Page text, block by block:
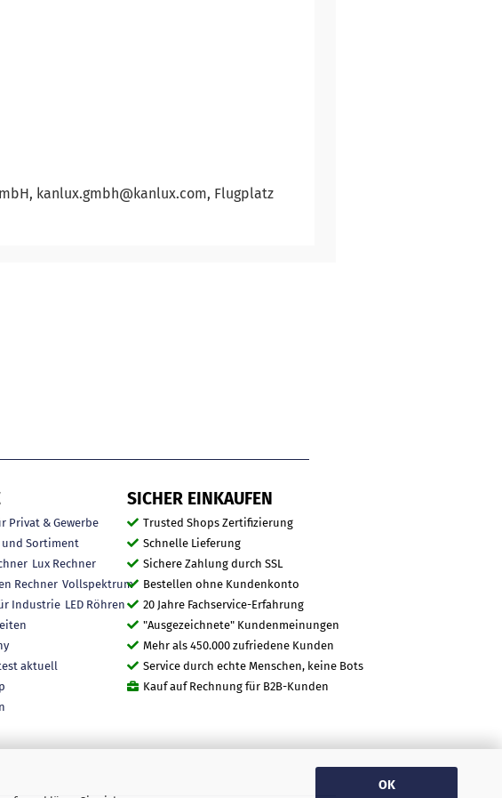
OK
kanlux.gmbh@kanlux.com, Flugplatz
Privat & Gewerbe
und Sortiment
Lux Rechner
Rechner Vollspektrum
Industrie LED Röhren
aktuell
SICHER EINKAUFEN
Trusted Shops Zertifizierung
Schnelle Lieferung
Sichere Zahlung durch SSL
Bestellen ohne Kundenkonto
20 Jahre Fachservice-Erfahrung
"Ausgezeichnete" Kundenmeinungen
Mehr als 450.000 zufriedene Kunden
Service durch echte Menschen, keine Bots
Kauf auf Rechnung für B2B-Kunden